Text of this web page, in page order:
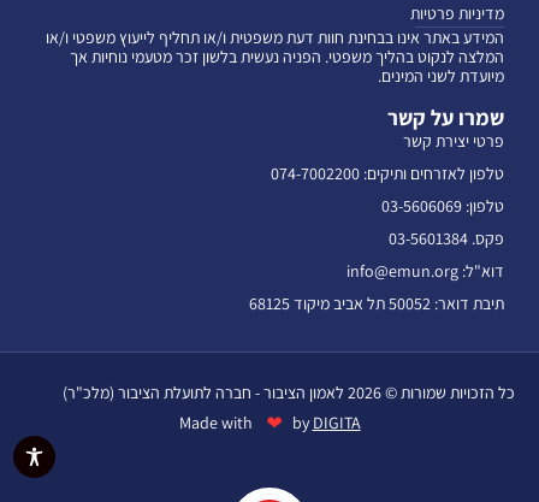
מדיניות פרטיות
המידע באתר אינו בבחינת חוות דעת משפטית ו/או תחליף לייעוץ משפטי ו/או
המלצה לנקוט בהליך משפטי. הפניה נעשית בלשון זכר מטעמי נוחיות אך
מיועדת לשני המינים.
שמרו על קשר
פרטי יצירת קשר
טלפון לאזרחים ותיקים: 074-7002200
טלפון: 03-5606069
פקס. 03-5601384
דוא"ל: info@emun.org
תיבת דואר: 50052 תל אביב מיקוד 68125
כל הזכויות שמורות © 2026 לאמון הציבור - חברה לתועלת הציבור (מלכ"ר)
Made with
❤ by DIGITA